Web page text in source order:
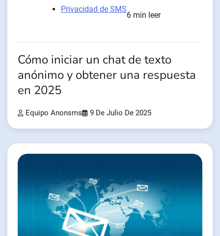
Privacidad de SMS
6 min leer
Cómo iniciar un chat de texto
anónimo y obtener una respuesta
en 2025
Equipo Anonsms 9 De Julio De 2025